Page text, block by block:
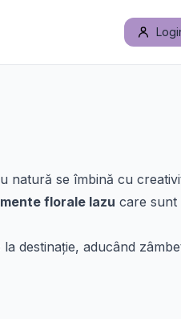
natură se îmbină cu
florale Iazu care sunt
destinație, aducând